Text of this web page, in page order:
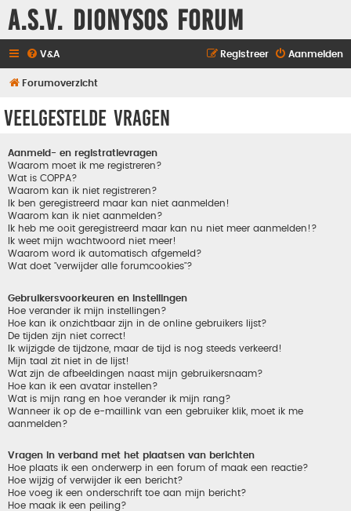
A.S.V. Dionysos Forum
V&A Aanmelden
Registreer
Forumoverzicht
Veelgestelde vragen
Aanmeld- en registratievragen
Waarom moet ik me registreren?
Wat is COPPA?
Waarom kan ik niet registreren?
Ik ben geregistreerd maar kan niet aanmelden!
Waarom kan ik niet aanmelden?
Ik heb me ooit geregistreerd maar kan nu niet meer aanmelden!?
Ik weet mijn wachtwoord niet meer!
Waarom word ik automatisch afgemeld?
Wat doet "verwijder alle forumcookies"?
Gebruikersvoorkeuren en instellingen
Hoe verander ik mijn instellingen?
Hoe kan ik onzichtbaar zijn in de online gebruikers lijst?
De tijden zijn niet correct!
Ik wijzigde de tijdzone, maar de tijd is nog steeds verkeerd!
Mijn taal zit niet in de lijst!
Wat zijn de afbeeldingen naast mijn gebruikersnaam?
Hoe kan ik een avatar instellen?
Wat is mijn rang en hoe verander ik mijn rang?
Wanneer ik op de e-maillink van een gebruiker klik, moet ik me
aanmelden?
Vragen in verband met het plaatsen van berichten
Hoe plaats ik een onderwerp in een forum of maak een reactie?
Hoe wijzig of verwijder ik een bericht?
Hoe voeg ik een onderschrift toe aan mijn bericht?
Hoe maak ik een peiling?